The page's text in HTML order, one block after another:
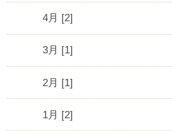
4月 [2]
3月 [1]
2月 [1]
1月 [2]